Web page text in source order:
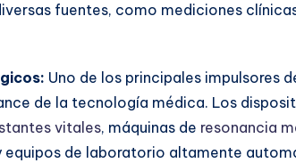
fuentes, como mediciones
Uno de los principales impulsores
de la tecnología médica. Los
vitales, máquinas de resonancia
de laboratorio altamente